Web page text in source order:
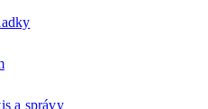
a správy